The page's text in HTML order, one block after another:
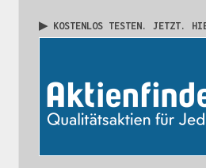
▶ KOSTENLOS TESTEN. JETZT.